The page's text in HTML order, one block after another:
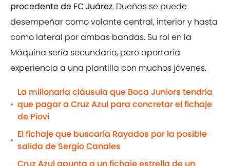
procedente de FC Juárez. Dueñas se puede
desempeñar como volante central, interior y hasta
como lateral por ambas bandas. Su rol en la
Máquina sería secundario, pero aportaría
experiencia a una plantilla con muchos jóvenes.
•
La millonaria cláusula que Boca Juniors tendría
que pagar a Cruz Azul para concretar el fichaje
de Piovi
•
El fichaje que buscaría Rayados por la posible
salida de Sergio Canales